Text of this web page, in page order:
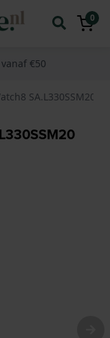
0
€50
SA.L330SSM20